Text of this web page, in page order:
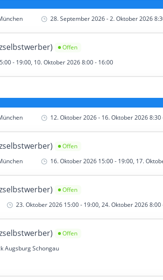
28. September 2026 - 2. Oktober 2026
Offen
- 19:00, 10. Oktober 2026 8:00 - 16:00
12. Oktober 2026 - 16. Oktober 2026 8:30
Offen
16. Oktober 2026 15:00 - 19:00, 17.
Offen
23. Oktober 2026 15:00 - 19:00, 24. Oktober 2026 8:00
Offen
Augsburg Schongau